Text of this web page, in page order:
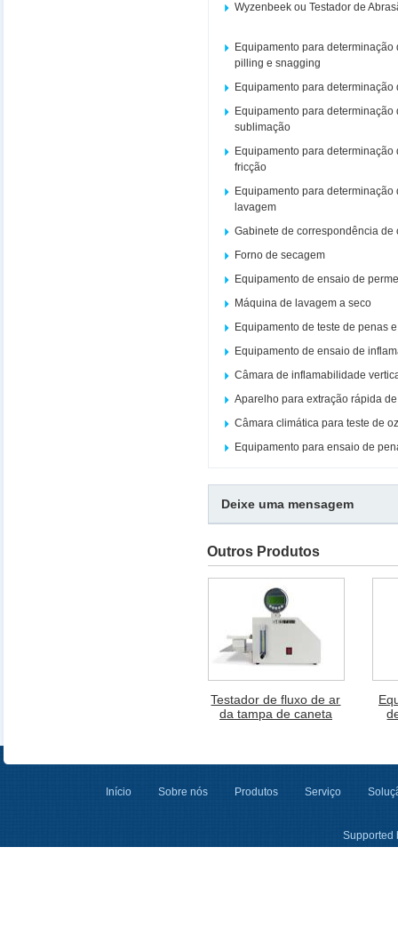
Wyzenbeek ou Testador de
Equipamento para determinação
pilling e snagging
Equipamento para
Equipamento para determinação
sublimação
Equipamento para determinação
fricção
Equipamento para determinação
lavagem
Gabinete de correspondência de
Forno de secagem
Equipamento de ensaio de
Máquina de lavagem a seco
Equipamento de teste de penas
Equipamento de ensaio de
Câmara de inflamabilidade
Aparelho para extração rápida
Câmara climática para teste de
Equipamento para ensaio de
Deixe uma mensagem
Outros Produtos
Testador de fluxo de ar
da tampa de caneta
Início Sobre nós Produtos Serviço
Supported